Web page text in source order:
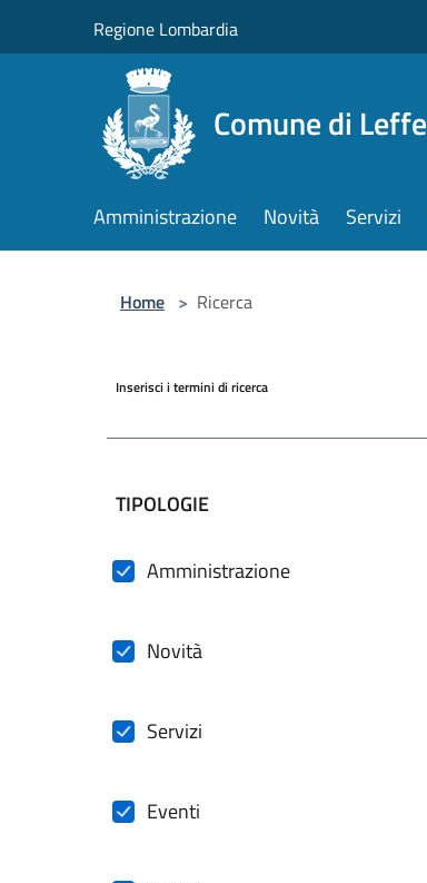
Regione Lombardia
Comune di Leffe
Amministrazione Novità Servizi
Home > Ricerca
Inserisci i termini di ricerca
filtri da applicare
TIPOLOGIE
Amministrazione
Novità
Servizi
Eventi